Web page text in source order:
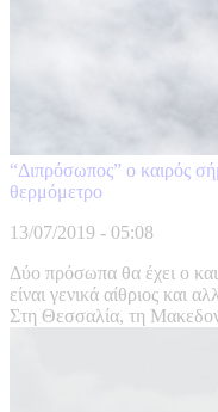
“Διπρόσωπος” ο καιρός
θερμόμετρο
13/07/2019 - 05:08
Δύο πρόσωπα θα έχει ο
είναι γενικά αίθριος και
Στη Θεσσαλία, τη